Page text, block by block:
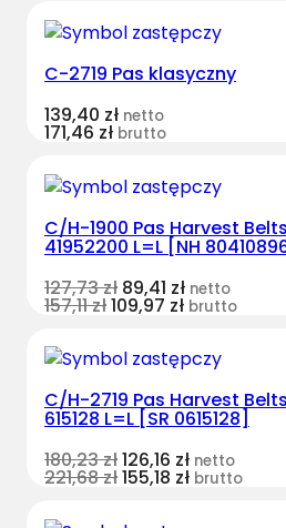
C-2719 Pas klasyczny
139,40 zł netto
171,46 zł brutto
C/H-1900 Pas Harvest
41952200 L=L [NH
127,73zł 89,41 zł netto
157,11zł109,97 zł brutto
C/H-2719 Pas Harvest
615128 L=L [SR 0615128]
180,23zł126,16 zł netto
221,68zł155,18 zł brutto